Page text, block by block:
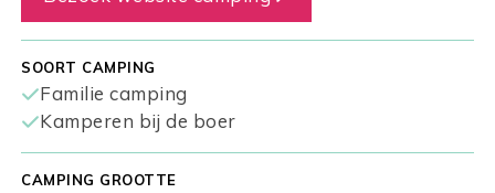
SOORT CAMPING
Familie camping
Kamperen bij de boer
CAMPING GROOTTE